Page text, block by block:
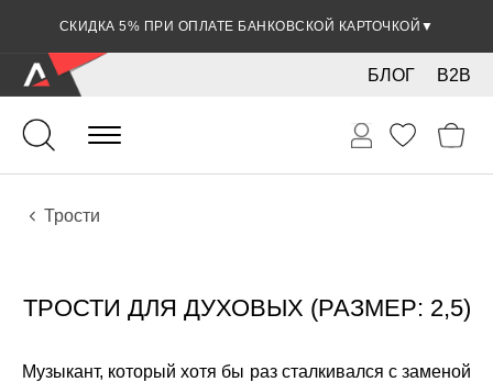
СКИДКА 5% ПРИ ОПЛАТЕ БАНКОВСКОЙ КАРТОЧКОЙ ▼
B2B
БЛОГ
Духовые
Деревянные
Аксессуары
Трости
ТРОСТИ ДЛЯ ДУХОВЫХ (РАЗМЕР: 2,5)
Музыкант, который хотя бы раз сталкивался с заменой